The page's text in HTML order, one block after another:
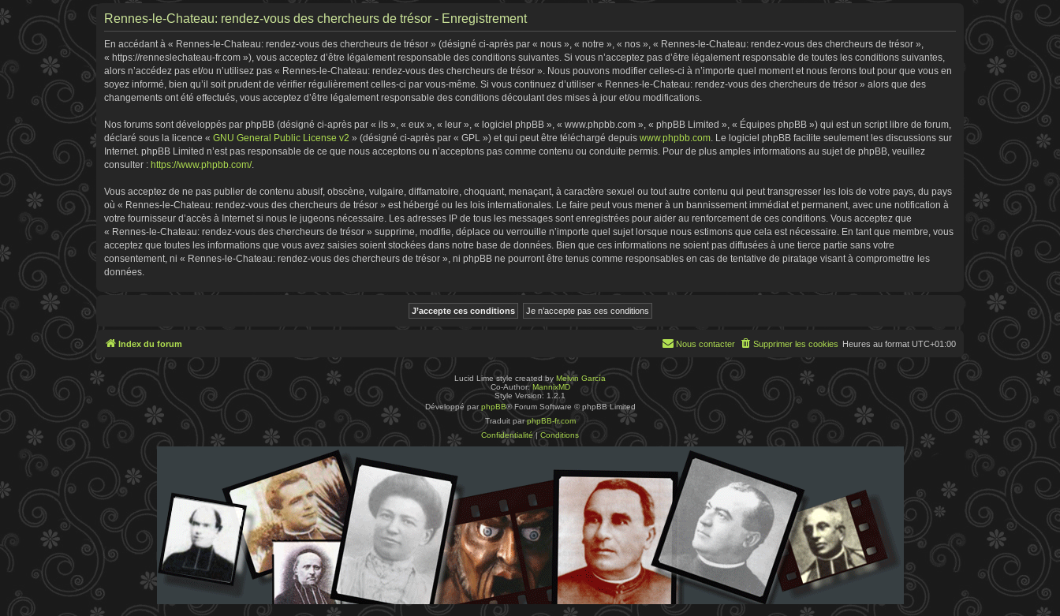
Rennes-le-Chateau: rendez-vous des chercheurs de trésor - Enregistrement
En accédant à « Rennes-le-Chateau: rendez-vous des chercheurs de trésor » (désigné ci-après par « nous », « notre », « nos », « Rennes-le-Chateau: rendez-vous des chercheurs de trésor »,
« https://renneslechateau-fr.com »), vous acceptez d’être légalement responsable des conditions suivantes. Si vous n’acceptez pas d’être légalement responsable de toutes les conditions suivantes,
alors n’accédez pas et/ou n’utilisez pas « Rennes-le-Chateau: rendez-vous des chercheurs de trésor ». Nous pouvons modifier celles-ci à n’importe quel moment et nous ferons tout pour que vous en
soyez informé, bien qu’il soit prudent de vérifier régulièrement celles-ci par vous-même. Si vous continuez d’utiliser « Rennes-le-Chateau: rendez-vous des chercheurs de trésor » alors que des
changements ont été effectués, vous acceptez d’être légalement responsable des conditions découlant des mises à jour et/ou modifications.
Nos forums sont développés par phpBB (désigné ci-après par « ils », « eux », « leur », « logiciel phpBB », « www.phpbb.com », « phpBB Limited », « Équipes phpBB ») qui est un script libre de forum,
déclaré sous la licence « GNU General Public License v2 » (désigné ci-après par « GPL ») et qui peut être téléchargé depuis www.phpbb.com . Le logiciel phpBB facilite seulement les discussions sur
Internet. phpBB Limited n’est pas responsable de ce que nous acceptons ou n’acceptons pas comme contenu ou conduite permis. Pour de plus amples informations au sujet de phpBB, veuillez
consulter : https://www.phpbb.com/.
Vous acceptez de ne pas publier de contenu abusif, obscène, vulgaire, diffamatoire, choquant, menaçant, à caractère sexuel ou tout autre contenu qui peut transgresser les lois de votre pays, du pays
où « Rennes-le-Chateau: rendez-vous des chercheurs de trésor » est hébergé ou les lois internationales. Le faire peut vous mener à un bannissement immédiat et permanent, avec une notification à
votre fournisseur d’accès à Internet si nous le jugeons nécessaire. Les adresses IP de tous les messages sont enregistrées pour aider au renforcement de ces conditions. Vous acceptez que
« Rennes-le-Chateau: rendez-vous des chercheurs de trésor » supprime, modifie, déplace ou verrouille n’importe quel sujet lorsque nous estimons que cela est nécessaire. En tant que membre, vous
acceptez que toutes les informations que vous avez saisies soient stockées dans notre base de données. Bien que ces informations ne soient pas diffusées à une tierce partie sans votre
consentement, ni « Rennes-le-Chateau: rendez-vous des chercheurs de trésor », ni phpBB ne pourront être tenus comme responsables en cas de tentative de piratage visant à compromettre les
données.
Index du forum Heures au format UTC+01:00
Supprimer les cookies
Nous contacter
Lucid Lime style created by Melvin García
Co-Author:MannixMD
Style Version: 1.2.1
Développé parphpBB® Forum Software © phpBB Limited
Traduit parphpBB-fr.com
Confidentialité |Conditions